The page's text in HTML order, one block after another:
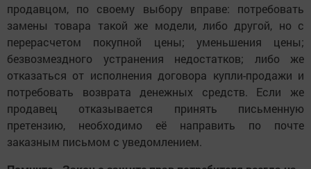
продавцом, по своему выбору вправе: потребовать
замены товара такой же модели, либо другой, но с
перерасчетом покупной цены; уменьшения цены;
безвозмездного устранения недостатков; либо же
отказаться от исполнения договора купли-продажи и
потребовать возврата денежных средств. Если же
продавец отказывается принять письменную
претензию, необходимо её направить по почте
заказным письмом с уведомлением.